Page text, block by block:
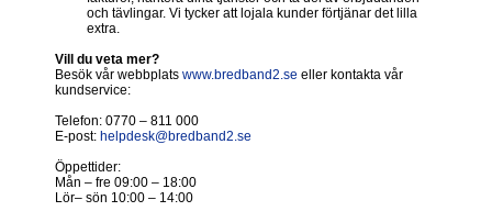
och tävlingar. Vi tycker att lojala kunder förtjänar det lilla
extra.
Vill du veta mer?
Besök vår webbplats www.bredband2.se eller kontakta vår
kundservice:
Telefon: 0770 – 811 000
E-post: helpdesk@bredband2.se
Öppettider:
Mån – fre 09:00 – 18:00
Lör– sön 10:00 – 14:00